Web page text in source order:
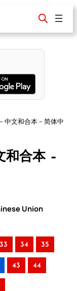
中文和合本 – 简体中
和合本 –
Union
33 34 35
43 44